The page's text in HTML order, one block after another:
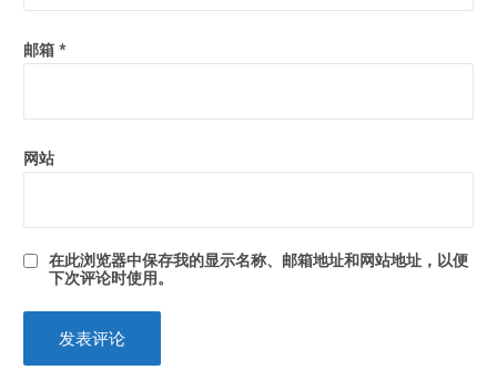
邮箱 *
网站
在此浏览器中保存我的显示名称、邮箱地址和网站地址，以便
下次评论时使用。